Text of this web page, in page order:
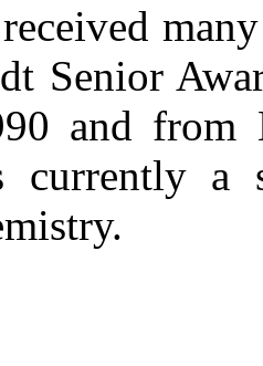
Senior
and from
currently a